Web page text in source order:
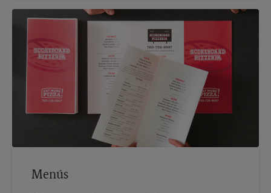
Menús